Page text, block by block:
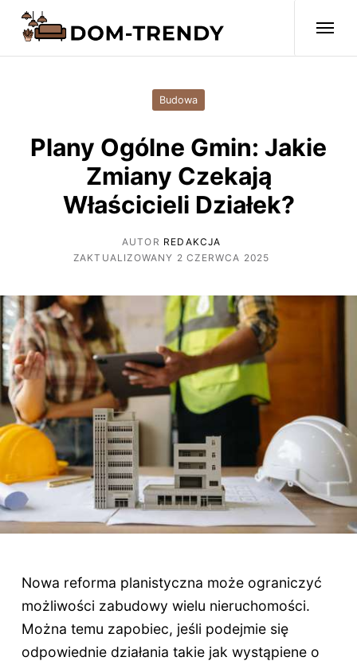
Budowa
Plany Ogólne Gmin: Jakie
Zmiany Czekają
Właścicieli Działek?
AUTOR REDAKCJA
ZAKTUALIZOWANY 2 CZERWCA 2025
Nowa reforma planistyczna może ograniczyć
możliwości zabudowy wielu nieruchomości.
Można temu zapobiec, jeśli podejmie się
odpowiednie działania takie jak wystąpiene o